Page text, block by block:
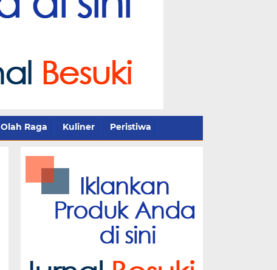
Olah Raga Kuliner Peristiwa